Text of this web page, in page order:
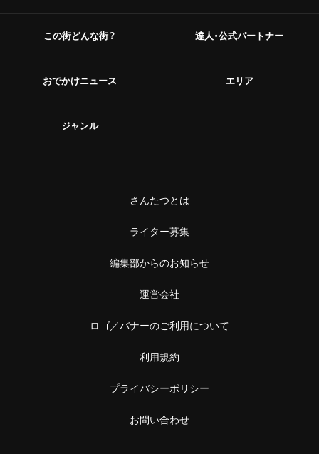
この街どんな街？
おでかけニュース
達人・公式パートナー
エリア
ジャンル
さんたつとは
ライター募集
編集部からのお知らせ
運営会社
ロゴ／バナーのご利用について
利用規約
プライバシーポリシー
お問い合わせ